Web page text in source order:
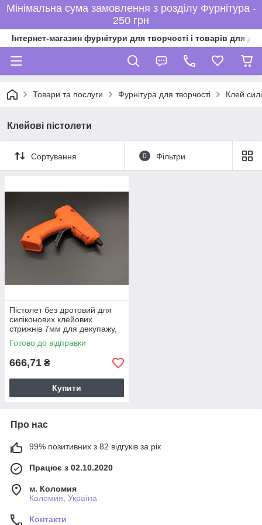
Мінімальна сума замовлення з розділу Фурнітура -
250 грн
Інтернет-магазин фурнітури для творчості і товарів для
Товари та послуги Фурнітура для творчості Клей
Клейові пістолети
Сортування 0 Фільтри
Пістолет без дротовий для
силіконових клейових
стрижнів 7мм для декупажу,
декорування, наклеювання
цінників
Готово до відправки
666,71 ₴
Купити
Про нас
99% позитивних з 82 відгуків за рік
Працює з 02.10.2020
м. Коломия
Коломия, Україна
Контакти